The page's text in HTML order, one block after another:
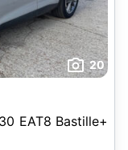
20
EAT8 Bastille+